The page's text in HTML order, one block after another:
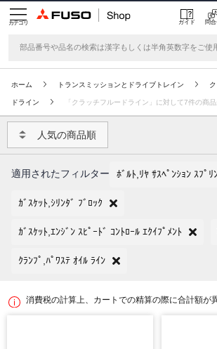
カテゴリ ガイド 問
ホーム トランスミッションとドライブトレイン
ドライン 「クラッチフルードライン」に対して7件の商
人気の商品順
適用されたフィルター ﾎﾞﾙﾄ,ﾘﾔ ｻｽﾍﾟﾝｼｮﾝ ｽﾌﾟﾘ
ｶﾞｽｹｯﾄ,ｼﾘﾝﾀﾞ ﾌﾞﾛｯｸ
ｶﾞｽｹｯﾄ,ｴﾝｼﾞﾝ ｽﾋﾟｰﾄﾞ ｺﾝﾄﾛｰﾙ ｴｸｲﾌﾟﾒﾝﾄ
ｸﾗﾝﾌﾟ,ﾊﾟﾜｽﾃ ｵｲﾙ ﾗｲﾝ
消費税の計算上、カートでの精算の際に合計額が